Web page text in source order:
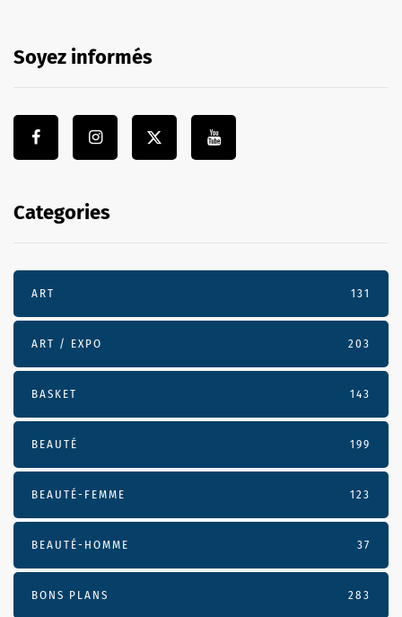
Soyez informés
Categories
ART 131
ART / EXPO 203
BASKET 143
BEAUTÉ 199
BEAUTÉ-FEMME 123
BEAUTÉ-HOMME 37
BONS PLANS 283